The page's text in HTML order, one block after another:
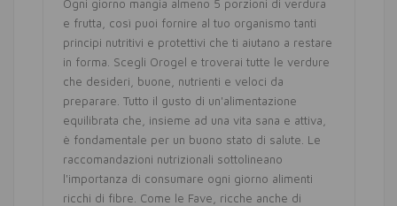
Ogni giorno mangia almeno 5 porzioni di verdura
e frutta, così puoi fornire al tuo organismo tanti
principi nutritivi e protettivi che ti aiutano a restare
in forma. Scegli Orogel e troverai tutte le verdure
che desideri, buone, nutrienti e veloci da
preparare. Tutto il gusto di un'alimentazione
equilibrata che, insieme ad una vita sana e attiva,
è fondamentale per un buono stato di salute. Le
raccomandazioni nutrizionali sottolineano
l'importanza di consumare ogni giorno alimenti
ricchi di fibre. Come le Fave, ricche anche di